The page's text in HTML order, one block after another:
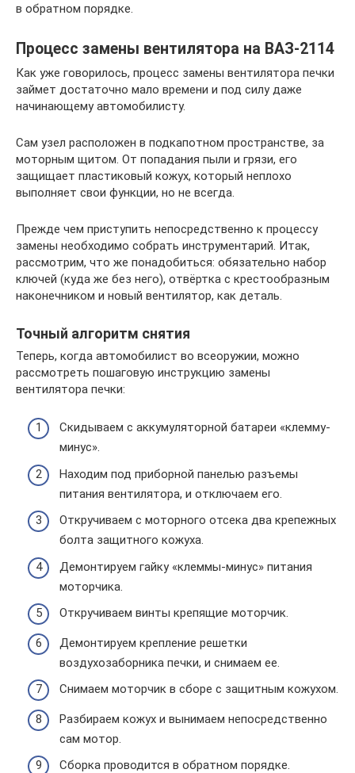
в обратном порядке.
Процесс замены вентилятора на ВАЗ-2114
Как уже говорилось, процесс замены вентилятора печки
займет достаточно мало времени и под силу даже
начинающему автомобилисту.
Сам узел расположен в подкапотном пространстве, за
моторным щитом. От попадания пыли и грязи, его
защищает пластиковый кожух, который неплохо
выполняет свои функции, но не всегда.
Прежде чем приступить непосредственно к процессу
замены необходимо собрать инструментарий. Итак,
рассмотрим, что же понадобиться: обязательно набор
ключей (куда же без него), отвёртка с крестообразным
наконечником и новый вентилятор, как деталь.
Точный алгоритм снятия
Теперь, когда автомобилист во всеоружии, можно
рассмотреть пошаговую инструкцию замены
вентилятора печки:
Скидываем с аккумуляторной батареи «клемму-
минус».
Находим под приборной панелью разъемы
питания вентилятора, и отключаем его.
Откручиваем с моторного отсека два крепежных
болта защитного кожуха.
Демонтируем гайку «клеммы-минус» питания
моторчика.
Откручиваем винты крепящие моторчик.
Демонтируем крепление решетки
воздухозаборника печки, и снимаем ее.
Снимаем моторчик в сборе с защитным кожухом.
Разбираем кожух и вынимаем непосредственно
сам мотор.
Сборка проводится в обратном порядке.